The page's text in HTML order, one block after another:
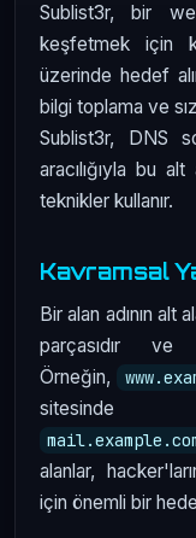
Sublist3r, bir
keşfetmek için
üzerinde hedef
bilgi toplama ve
Sublist3r, DNS
aracılığıyla bu
teknikler kullanır.
Kavramsal
Bir alan adının alt
parçasıdır
Örneğin,
sitesinde
alanlar,
için önemli bir